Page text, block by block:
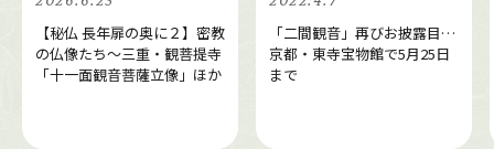
【秘仏 長年扉の奥に２】密教
の仏像たち～三重・観菩提寺
「十一面観音菩薩立像」ほか
「二間観音」再びお披露目…
京都・東寺宝物館で5月25日
まで